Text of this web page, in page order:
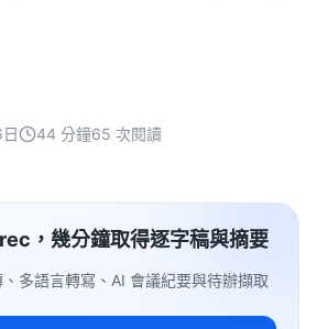
44 分鐘65 次閱讀
，幾分鐘取得逐字稿與摘要
多語言轉寫、AI 會議紀要與待辦擷取